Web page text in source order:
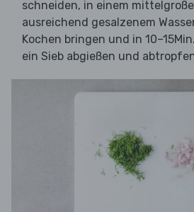
schneiden, in einem
ausreichend gesalzenem
Kochen bringen und in
ein Sieb abgießen und